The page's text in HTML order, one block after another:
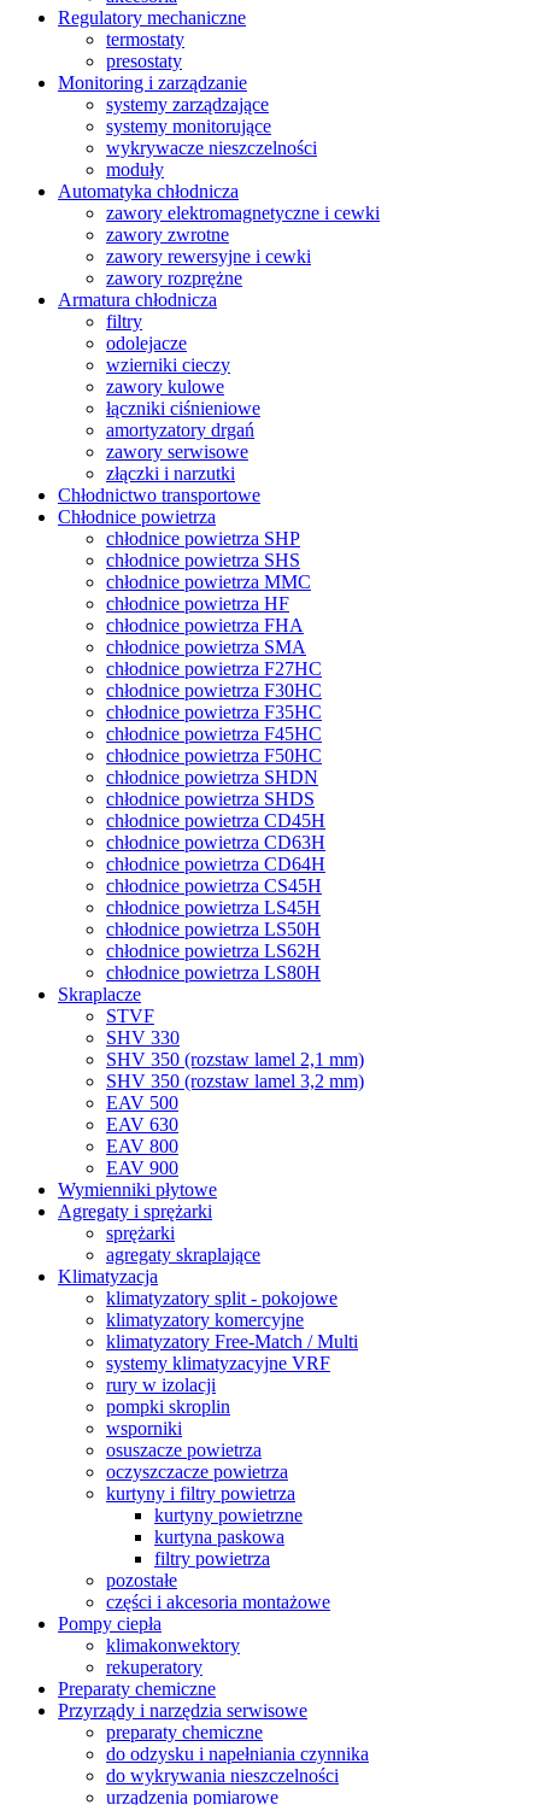
Regulatory mechaniczne
termostaty
presostaty
Monitoring i zarządzanie
systemy zarządzające
systemy monitorujące
wykrywacze nieszczelności
moduły
Automatyka chłodnicza
zawory elektromagnetyczne i cewki
zawory zwrotne
zawory rewersyjne i cewki
zawory rozprężne
Armatura chłodnicza
filtry
odolejacze
wzierniki cieczy
zawory kulowe
łączniki ciśnieniowe
amortyzatory drgań
zawory serwisowe
złączki i narzutki
Chłodnictwo transportowe
Chłodnice powietrza
chłodnice powietrza SHP
chłodnice powietrza SHS
chłodnice powietrza MMC
chłodnice powietrza HF
chłodnice powietrza FHA
chłodnice powietrza SMA
chłodnice powietrza F27HC
chłodnice powietrza F30HC
chłodnice powietrza F35HC
chłodnice powietrza F45HC
chłodnice powietrza F50HC
chłodnice powietrza SHDN
chłodnice powietrza SHDS
chłodnice powietrza CD45H
chłodnice powietrza CD63H
chłodnice powietrza CD64H
chłodnice powietrza CS45H
chłodnice powietrza LS45H
chłodnice powietrza LS50H
chłodnice powietrza LS62H
chłodnice powietrza LS80H
Skraplacze
STVF
SHV 330
SHV 350 (rozstaw lamel 2,1 mm)
SHV 350 (rozstaw lamel 3,2 mm)
EAV 500
EAV 630
EAV 800
EAV 900
Wymienniki płytowe
Agregaty i sprężarki
sprężarki
agregaty skraplające
Klimatyzacja
klimatyzatory split - pokojowe
klimatyzatory komercyjne
klimatyzatory Free-Match / Multi
systemy klimatyzacyjne VRF
rury w izolacji
pompki skroplin
wsporniki
osuszacze powietrza
oczyszczacze powietrza
kurtyny i filtry powietrza
kurtyny powietrzne
kurtyna paskowa
filtry powietrza
pozostałe
części i akcesoria montażowe
Pompy ciepła
klimakonwektory
rekuperatory
Preparaty chemiczne
Przyrządy i narzędzia serwisowe
preparaty chemiczne
do odzysku i napełniania czynnika
do wykrywania nieszczelności
urządzenia pomiarowe